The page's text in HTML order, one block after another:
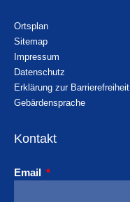
Ortsplan
Sitemap
Impressum
Datenschutz
Erklärung zur Barrierefreiheit
Gebärdensprache
Kontakt
Email